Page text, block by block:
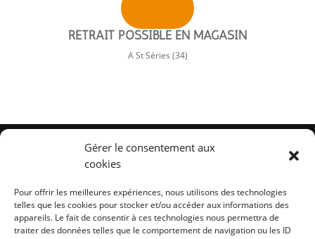
Gérer le consentement aux
cookies
Pour offrir les meilleures expériences, nous utilisons des technologies
telles que les cookies pour stocker et/ou accéder aux informations des
appareils. Le fait de consentir à ces technologies nous permettra de
traiter des données telles que le comportement de navigation ou les ID
RETRAIT POSSIBLE EN MAGASIN
A St Séries (34)
INFORMATIONS
UTILES
Conditions générales de
PAYEZ
EN
TOUTE
NOTRE